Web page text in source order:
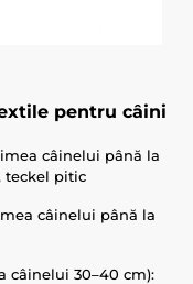
pentru câini
câinelui până la
teckel pitic
câinelui până la
câinelui 30–40 cm):